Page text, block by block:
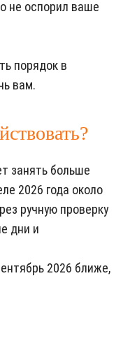
не оспорил ваше
порядок в
вам.
занять больше
2026 года около
ручную проверку
дни и
2026 ближе,